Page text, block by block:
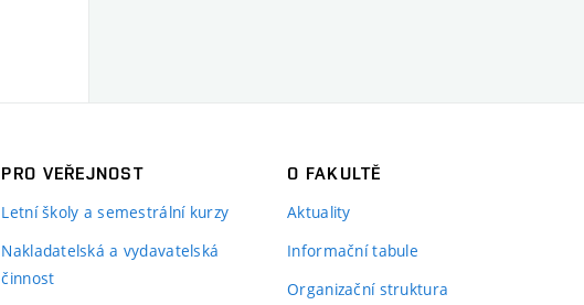
PRO VEŘEJNOST
Letní školy a semestrální kurzy
Nakladatelská a vydavatelská
činnost
O FAKULTĚ
Aktuality
Informační tabule
Organizační struktura